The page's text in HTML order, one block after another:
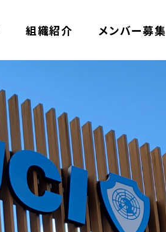
組織紹介 メンバー募集